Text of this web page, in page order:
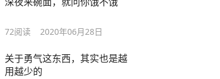
72阅读 2020年06月28日
关于勇气这东西，其实也是越
用越少的 ​​​​